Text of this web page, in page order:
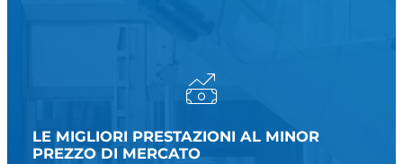
LE MIGLIORI PRESTAZIONI AL MINOR
PREZZO DI MERCATO